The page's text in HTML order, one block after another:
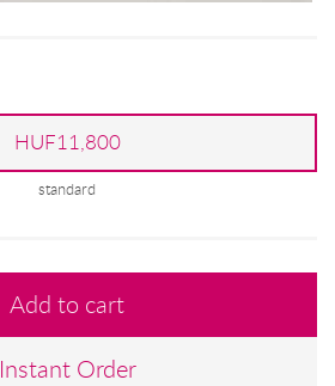
HUF11,800
standard
Add to cart
Instant Order